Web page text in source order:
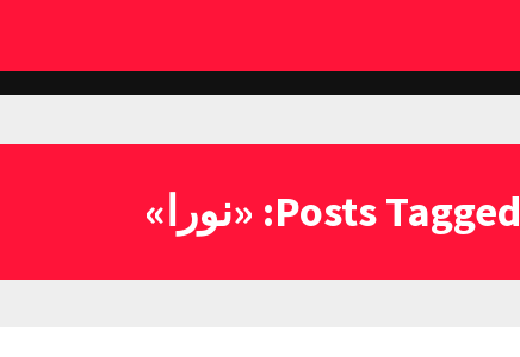
Posts Tagged: «نورا»